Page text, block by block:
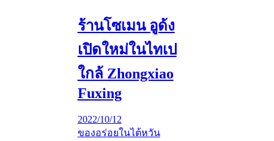
ร้านโซเมน อูด้ง
เปิดใหม่ในไทเป
ใกล้ Zhongxiao
Fuxing
2022/10/12
ของอร่อยในไต้หวัน